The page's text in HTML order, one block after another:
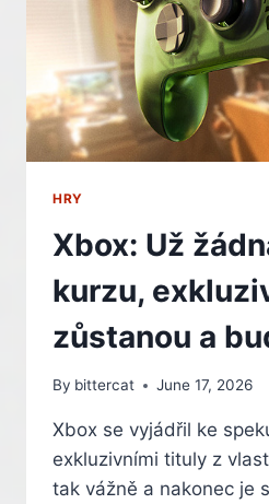
NEPOPULÁRNÍ
ROZHODNUTÍ
–
INDIAN
HRY
Xbox: Už
kurzu,
zůstanou a
By bittercat June 17, 2026
Xbox se vyjádřil ke
exkluzivními tituly z
tak vážně a nakonec je